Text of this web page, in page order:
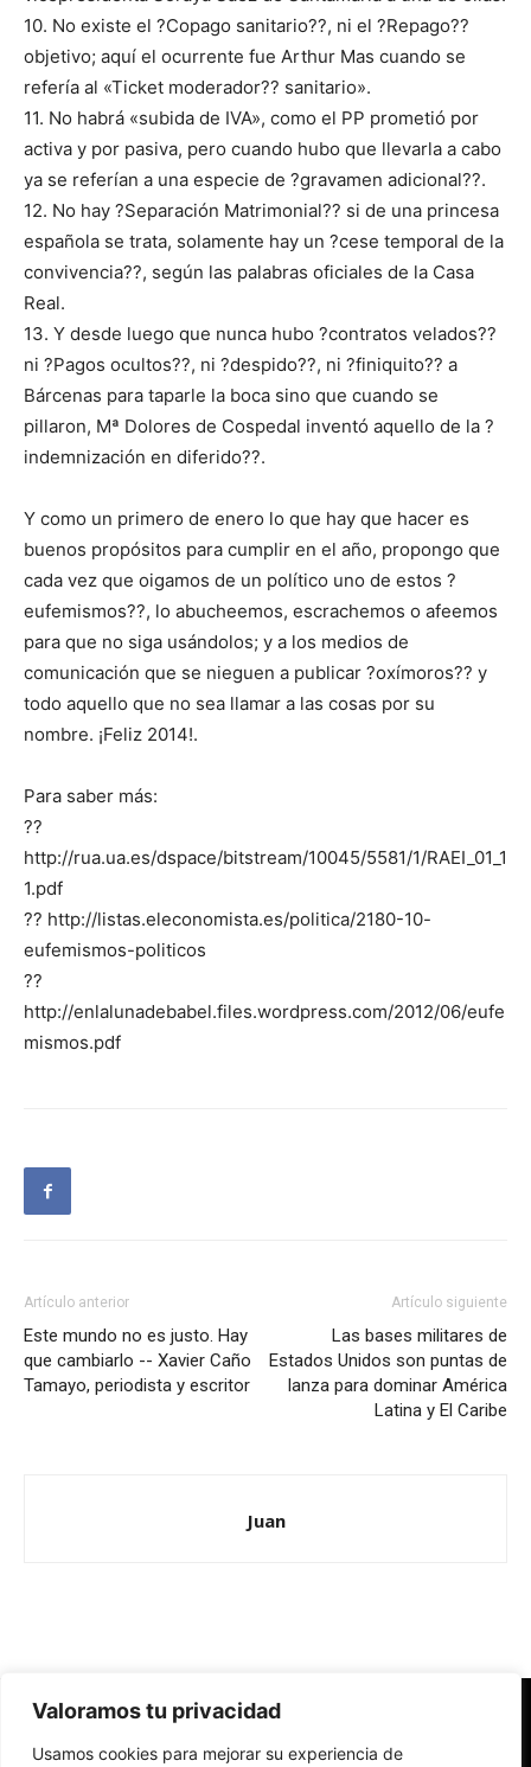
Valoramos tu privacidad
Usamos cookies para mejorar su experiencia de
10. No existe el ?Copago sanitario??, ni el ?Repago??
objetivo; aquí el ocurrente fue Arthur Mas cuando se
refería al «Ticket moderador?? sanitario».
11. No habrá «subida de IVA», como el PP prometió por
activa y por pasiva, pero cuando hubo que llevarla a cabo
ya se referían a una especie de ?gravamen adicional??.
12. No hay ?Separación Matrimonial?? si de una princesa
española se trata, solamente hay un ?cese temporal de la
convivencia??, según las palabras oficiales de la Casa
Real.
13. Y desde luego que nunca hubo ?contratos velados??
ni ?Pagos ocultos??, ni ?despido??, ni ?finiquito?? a
Bárcenas para taparle la boca sino que cuando se
pillaron, Mª Dolores de Cospedal inventó aquello de la ?
indemnización en diferido??.
Y como un primero de enero lo que hay que hacer es
buenos propósitos para cumplir en el año, propongo que
cada vez que oigamos de un político uno de estos ?
eufemismos??, lo abucheemos, escrachemos o afeemos
para que no siga usándolos; y a los medios de
comunicación que se nieguen a publicar ?oxímoros?? y
todo aquello que no sea llamar a las cosas por su
nombre. ¡Feliz 2014!.
Para saber más:
??
http://rua.ua.es/dspace/bitstream/10045/5581/1/RAEI_01_1
1.pdf
?? http://listas.eleconomista.es/politica/2180-10-
eufemismos-politicos
??
http://enlalunadebabel.files.wordpress.com/2012/06/eufe
mismos.pdf
Artículo anterior
Este mundo no es justo. Hay
que cambiarlo -- Xavier Caño
Tamayo, periodista y escritor
Artículo siguiente
Las bases militares de
Estados Unidos son puntas de
lanza para dominar América
Latina y El Caribe
Juan
Redes Cristianas
Una mirada alternativa sobre la Iglesia católica y la sociedad